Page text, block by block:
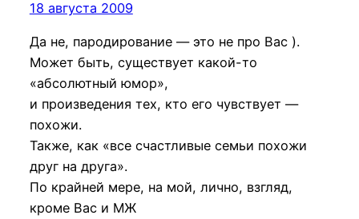
18 августа 2009
Да не, пародирование — это не про Вас ).
Может быть, существует какой-то
«абсолютный юмор»,
и произведения тех, кто его чувствует —
похожи.
Также, как «все счастливые семьи похожи
друг на друга».
По крайней мере, на мой, лично, взгляд,
кроме Вас и МЖ